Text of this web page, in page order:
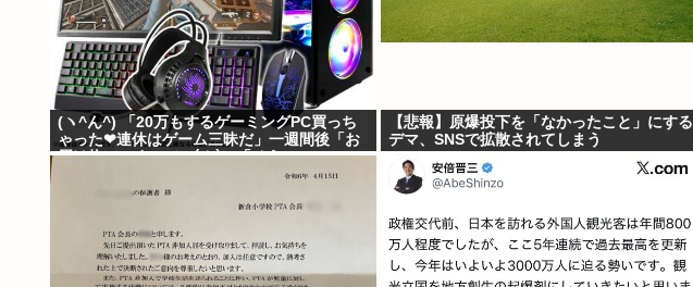
(ヽ^ん^) 「20万もするゲーミングPC買っち
ゃった❤連休はゲーム三昧だ」一週間後「お
届け物でーす」（ヽ´ん`）「そう…」
【悲報】原爆投下を「なかったこと」にする
デマ、SNSで拡散されてしまう